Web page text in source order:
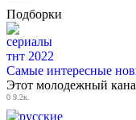
Подборки
Самые интересные
Этот молодежный
0 9.2к.